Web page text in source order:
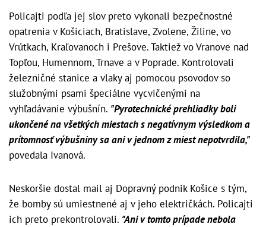
Policajti podľa jej slov preto vykonali bezpečnostné
opatrenia v Košiciach, Bratislave, Zvolene, Žiline, vo
Vrútkach, Kraľovanoch i Prešove. Taktiež vo Vranove nad
Topľou, Humennom, Trnave a v Poprade. Kontrolovali
železničné stanice a vlaky aj pomocou psovodov so
služobnými psami špeciálne vycvičenými na
vyhľadávanie výbušnín. "Pyrotechnické prehliadky boli
ukončené na všetkých miestach s negatívnym výsledkom a
prítomnosť výbušniny sa ani v jednom z miest nepotvrdila,"
povedala Ivanová.
Neskoršie dostal mail aj Dopravný podnik Košice s tým,
že bomby sú umiestnené aj v jeho električkách. Policajti
ich preto prekontrolovali. "Ani v tomto prípade nebola